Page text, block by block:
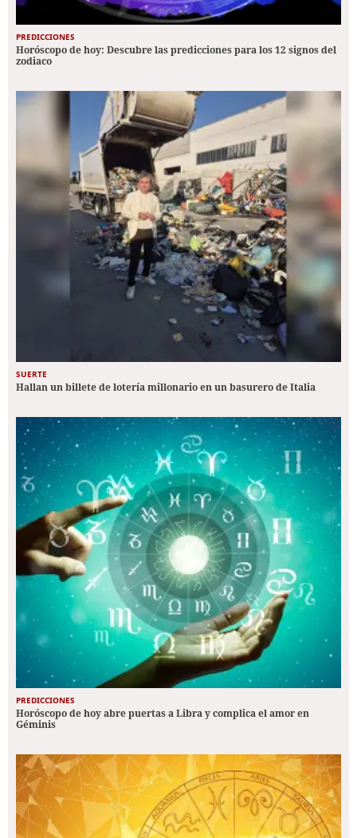
PREDICCIONES
Horóscopo de hoy: Descubre las predicciones para los 12 signos del
zodiaco
SUERTE
Hallan un billete de lotería millonario en un basurero de Italia
PREDICCIONES
Horóscopo de hoy abre puertas a Libra y complica el amor en
Géminis